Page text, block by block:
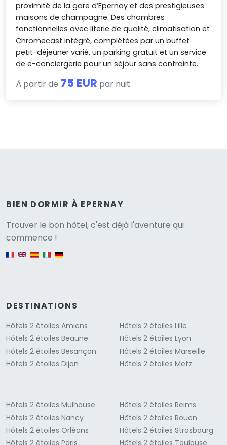
proximité de la gare d’Epernay et des prestigieuses
maisons de champagne. Des chambres
fonctionnelles avec literie de qualité, climatisation et
Chromecast intégré, complétées par un buffet
petit-déjeuner varié, un parking gratuit et un service
de e-conciergerie pour un séjour sans contrainte.
À partir de 75 EUR par nuit
BIEN DORMIR À EPERNAY
Trouver le bon hôtel, c'est déjà l'aventure qui
commence !
DESTINATIONS
Hôtels 2 étoiles Amiens
Hôtels 2 étoiles Beaune
Hôtels 2 étoiles Besançon
Hôtels 2 étoiles Dijon
Hôtels 2 étoiles Lille
Hôtels 2 étoiles Lyon
Hôtels 2 étoiles Marseille
Hôtels 2 étoiles Metz
Hôtels 2 étoiles Mulhouse
Hôtels 2 étoiles Nancy
Hôtels 2 étoiles Orléans
Hôtels 2 étoiles Paris
Hôtels 2 étoiles Reims
Hôtels 2 étoiles Rouen
Hôtels 2 étoiles Strasbourg
Hôtels 2 étoiles Toulouse